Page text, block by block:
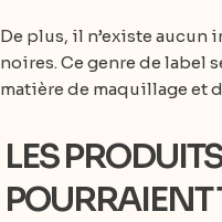
De plus, il n’existe
noires. Ce genre de label
matière de maquillage et
LES
POURRAIENT